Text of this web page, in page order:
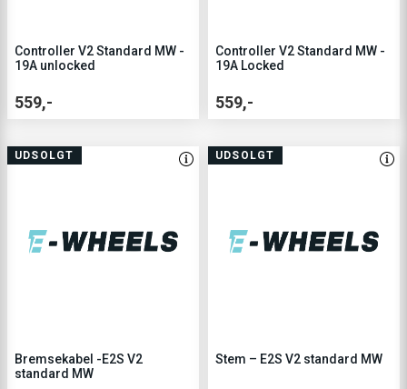
Controller V2 Standard MW -
19A unlocked
559,-
Controller V2 Standard MW -
19A Locked
559,-
UDSOLGT
Bremsekabel -E2S V2
standard MW
UDSOLGT
Stem – E2S V2 standard MW